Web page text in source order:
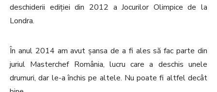
deschiderii ediției din 2012 a Jocurilor Olimpice de la
Londra.
În anul 2014 am avut șansa de a fi ales să fac parte din
juriul Masterchef România, lucru care a deschis unele
drumuri, dar le-a închis pe altele. Nu poate fi altfel decât